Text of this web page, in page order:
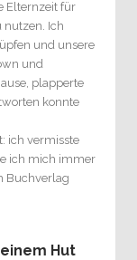
Elternzeit für
Ich
und unsere
und
plapperte
konnte
ich vermisste
ich mich immer
Buchverlag
Hut